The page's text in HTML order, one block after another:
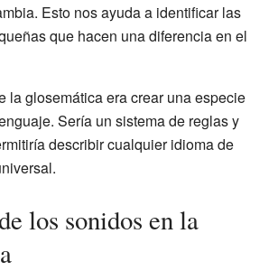
Esto nos ayuda a identificar las
que hacen una diferencia en el
la glosemática era crear una especie
Sería un sistema de reglas y
describir cualquier idioma de
los sonidos en la